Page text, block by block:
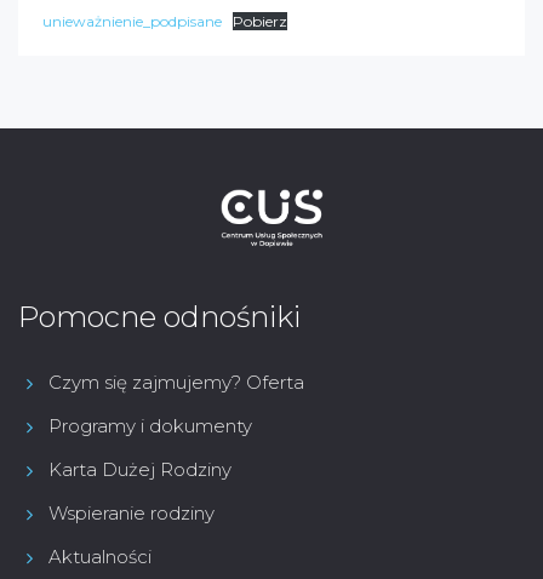
unieważnienie_podpisane Pobierz
Pomocne odnośniki
Czym się zajmujemy? Oferta
Programy i dokumenty
Karta Dużej Rodziny
Wspieranie rodziny
Aktualności